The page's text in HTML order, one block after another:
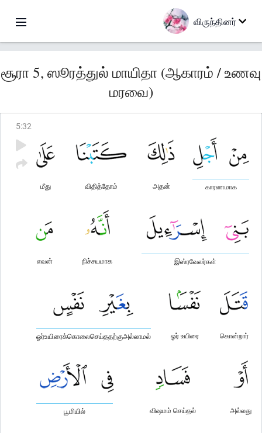
விருந்தினர்
சூரா 5, ஸூரத்துல் மாயிதா (ஆகாரம் / உணவு
மரவை)
5:32
காரணமாக
அதன்
விதித்தோம்
மீது
இஸ்ரவேலர்கள்
நிச்சயமாக
எவன்
கொன்றார்
ஓர் உயிரை
ஓர்உயிரைக்கொலைசெய்ததற்குஅல்லாமல்
அல்லது
விஷமம் செய்தல்
பூமியில்